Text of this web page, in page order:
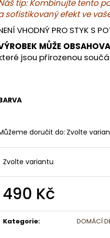
tip: Kombinujte tento
sofistikovaný efekt ve
VHODNÝ PRO STYK S
MŮŽE
jsou přirozenou
doručit do: Zvolte
Zvolte variantu
490 Kč
cena:
Kategorie: DOMÁCÍ
PRO
LAGO – ČERNÁ
NADČASOVOU
825 Kč